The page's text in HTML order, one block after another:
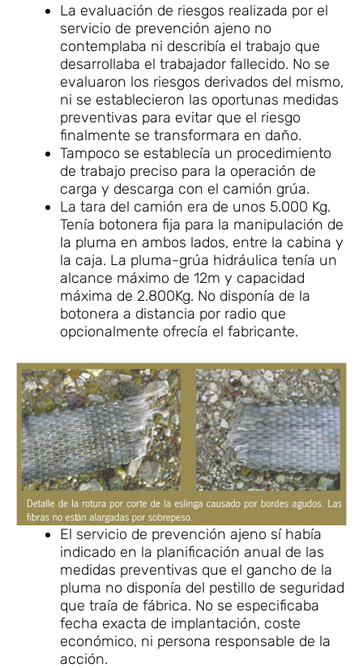
La evaluación de riesgos realizada por el
servicio de prevención ajeno no
contemplaba ni describía el trabajo que
desarrollaba el trabajador fallecido. No se
evaluaron los riesgos derivados del mismo,
ni se establecieron las oportunas medidas
preventivas para evitar que el riesgo
finalmente se transformara en daño.
Tampoco se establecía un procedimiento
de trabajo preciso para la operación de
carga y descarga con el camión grúa.
La tara del camión era de unos 5.000 Kg.
Tenía botonera fija para la manipulación de
la pluma en ambos lados, entre la cabina y
la caja. La pluma-grúa hidráulica tenía un
alcance máximo de 12m y capacidad
máxima de 2.800Kg. No disponía de la
botonera a distancia por radio que
opcionalmente ofrecía el fabricante.
El servicio de prevención ajeno sí había
indicado en la planificación anual de las
medidas preventivas que el gancho de la
pluma no disponía del pestillo de seguridad
que traía de fábrica. No se especificaba
fecha exacta de implantación, coste
económico, ni persona responsable de la
acción.